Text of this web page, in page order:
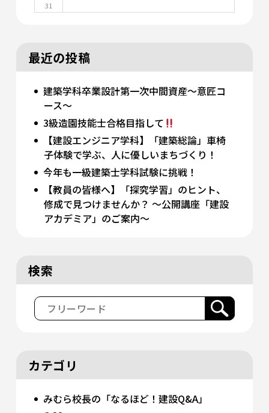
31
最近の投稿
建築学科卒業設計第一次中間資産～意匠コ
ース～
3級造園技能士合格目指して
【建設エンジニア学科】「建築総論」車椅
子体験で学ぶ、人に優しいまちづくり！
今年も一級建築士学科試験に挑戦！
【教員の皆様へ】「探究学習」のヒント、
修成で見つけませんか？ 〜公開講座「建設
アカデミア」のご案内〜
検索
カテゴリ
みむら校長の「なるほど！建設Q&A」